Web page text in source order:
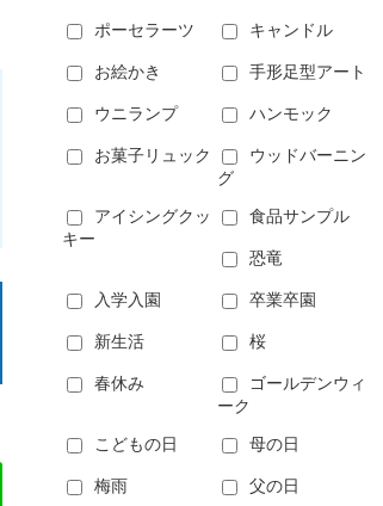
ポーセラーツ キャンドル
お絵かき 手形足型アート
ウニランプ ハンモック
お菓子リュック
ウッドバーニン
グ
アイシングクッ
キー
食品サンプル
恐竜
入学入園 卒業卒園
新生活 桜
春休み
ゴールデンウィ
ーク
こどもの日 母の日
梅雨 父の日